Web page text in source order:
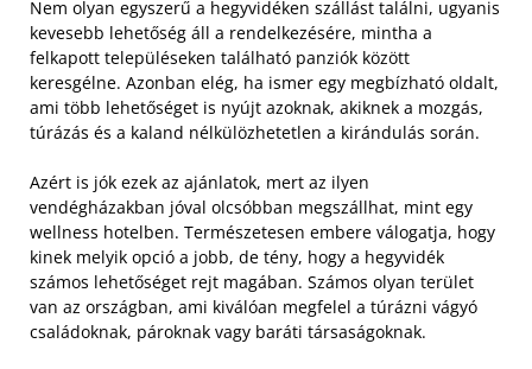
Nem olyan egyszerű a hegyvidéken szállást találni, ugyanis
kevesebb lehetőség áll a rendelkezésére, mintha a
felkapott településeken található panziók között
keresgélne. Azonban elég, ha ismer egy megbízható oldalt,
ami több lehetőséget is nyújt azoknak, akiknek a mozgás,
túrázás és a kaland nélkülözhetetlen a kirándulás során.
Azért is jók ezek az ajánlatok, mert az ilyen
vendégházakban jóval olcsóbban megszállhat, mint egy
wellness hotelben. Természetesen embere válogatja, hogy
kinek melyik opció a jobb, de tény, hogy a hegyvidék
számos lehetőséget rejt magában. Számos olyan terület
van az országban, ami kiválóan megfelel a túrázni vágyó
családoknak, pároknak vagy baráti társaságoknak.